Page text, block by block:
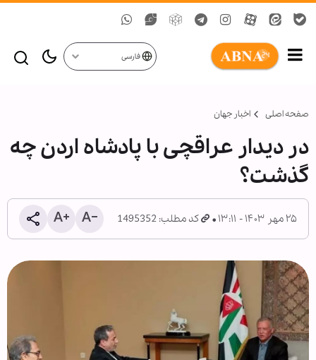
فارسی
صفحه اصلی اخبار جهان
در دیدار عراقچی با پادشاه اردن چه
گذشت؟
۲۵ مهر ۱۴۰۳ - ۱۳:۱۱ کد مطلب: 1495352